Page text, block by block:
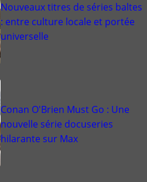
Nouveaux titres de séries baltes
: entre culture locale et portée
universelle
Conan O'Brien Must Go : Une
nouvelle série docuseries
hilarante sur Max